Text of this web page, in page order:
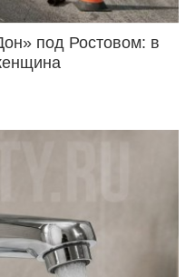
под Ростовом: в